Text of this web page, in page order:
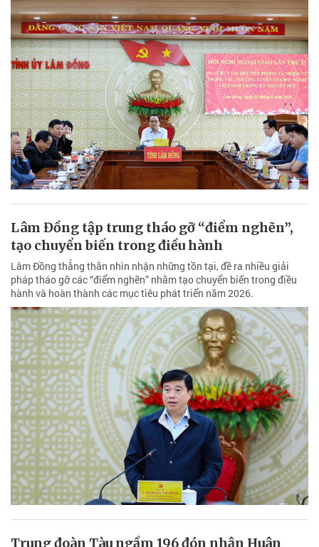
Lâm Đồng tập trung tháo gỡ “điểm nghẽn”,
tạo chuyển biến trong điều hành
Lâm Đồng thẳng thắn nhìn nhận những tồn tại, đề ra nhiều giải
pháp tháo gỡ các “điểm nghẽn” nhằm tạo chuyển biến trong điều
hành và hoàn thành các mục tiêu phát triển năm 2026.
Trung đoàn Tàu ngầm 196 đón nhận Huân